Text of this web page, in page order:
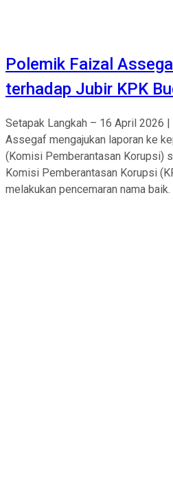
Polemik Faizal
terhadap Jubir KPK
Setapak Langkah – 16 April 2026
Assegaf mengajukan laporan ke
(Komisi Pemberantasan Korupsi)
Komisi Pemberantasan Korupsi
melakukan pencemaran nama